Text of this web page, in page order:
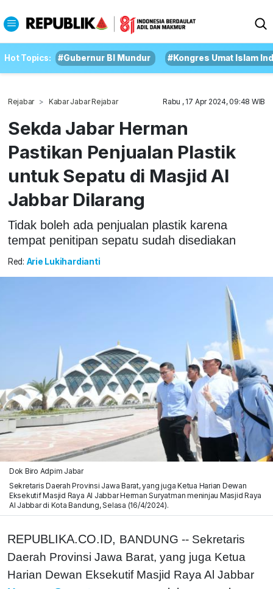
Hot Topics: #Gubernur BI Mundur #Kongres Umat Islam
Rejabar Kabar Jabar Rejabar Rabu , 17 Apr 2024, 09:48 WIB
Sekda Jabar Herman
Pastikan Penjualan Plastik
untuk Sepatu di Masjid Al
Jabbar Dilarang
Tidak boleh ada penjualan plastik karena
tempat penitipan sepatu sudah disediakan
Red: Arie Lukihardianti
Dok Biro Adpim Jabar
Sekretaris Daerah Provinsi Jawa Barat, yang juga Ketua Harian Dewan
Eksekutif Masjid Raya Al Jabbar Herman Suryatman meninjau Masjid Raya
Al Jabbar di Kota Bandung, Selasa (16/4/2024).
REPUBLIKA.CO.ID, BANDUNG -- Sekretaris
Daerah Provinsi Jawa Barat, yang juga Ketua
Harian Dewan Eksekutif Masjid Raya Al Jabbar